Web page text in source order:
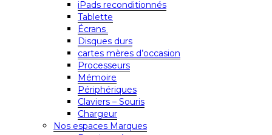
iPads reconditionnés
Tablette
Écrans
Disques durs
cartes mères d’occasion
Processeurs
Mémoire
Périphériques
Claviers – Souris
Chargeur
Nos espaces Marques